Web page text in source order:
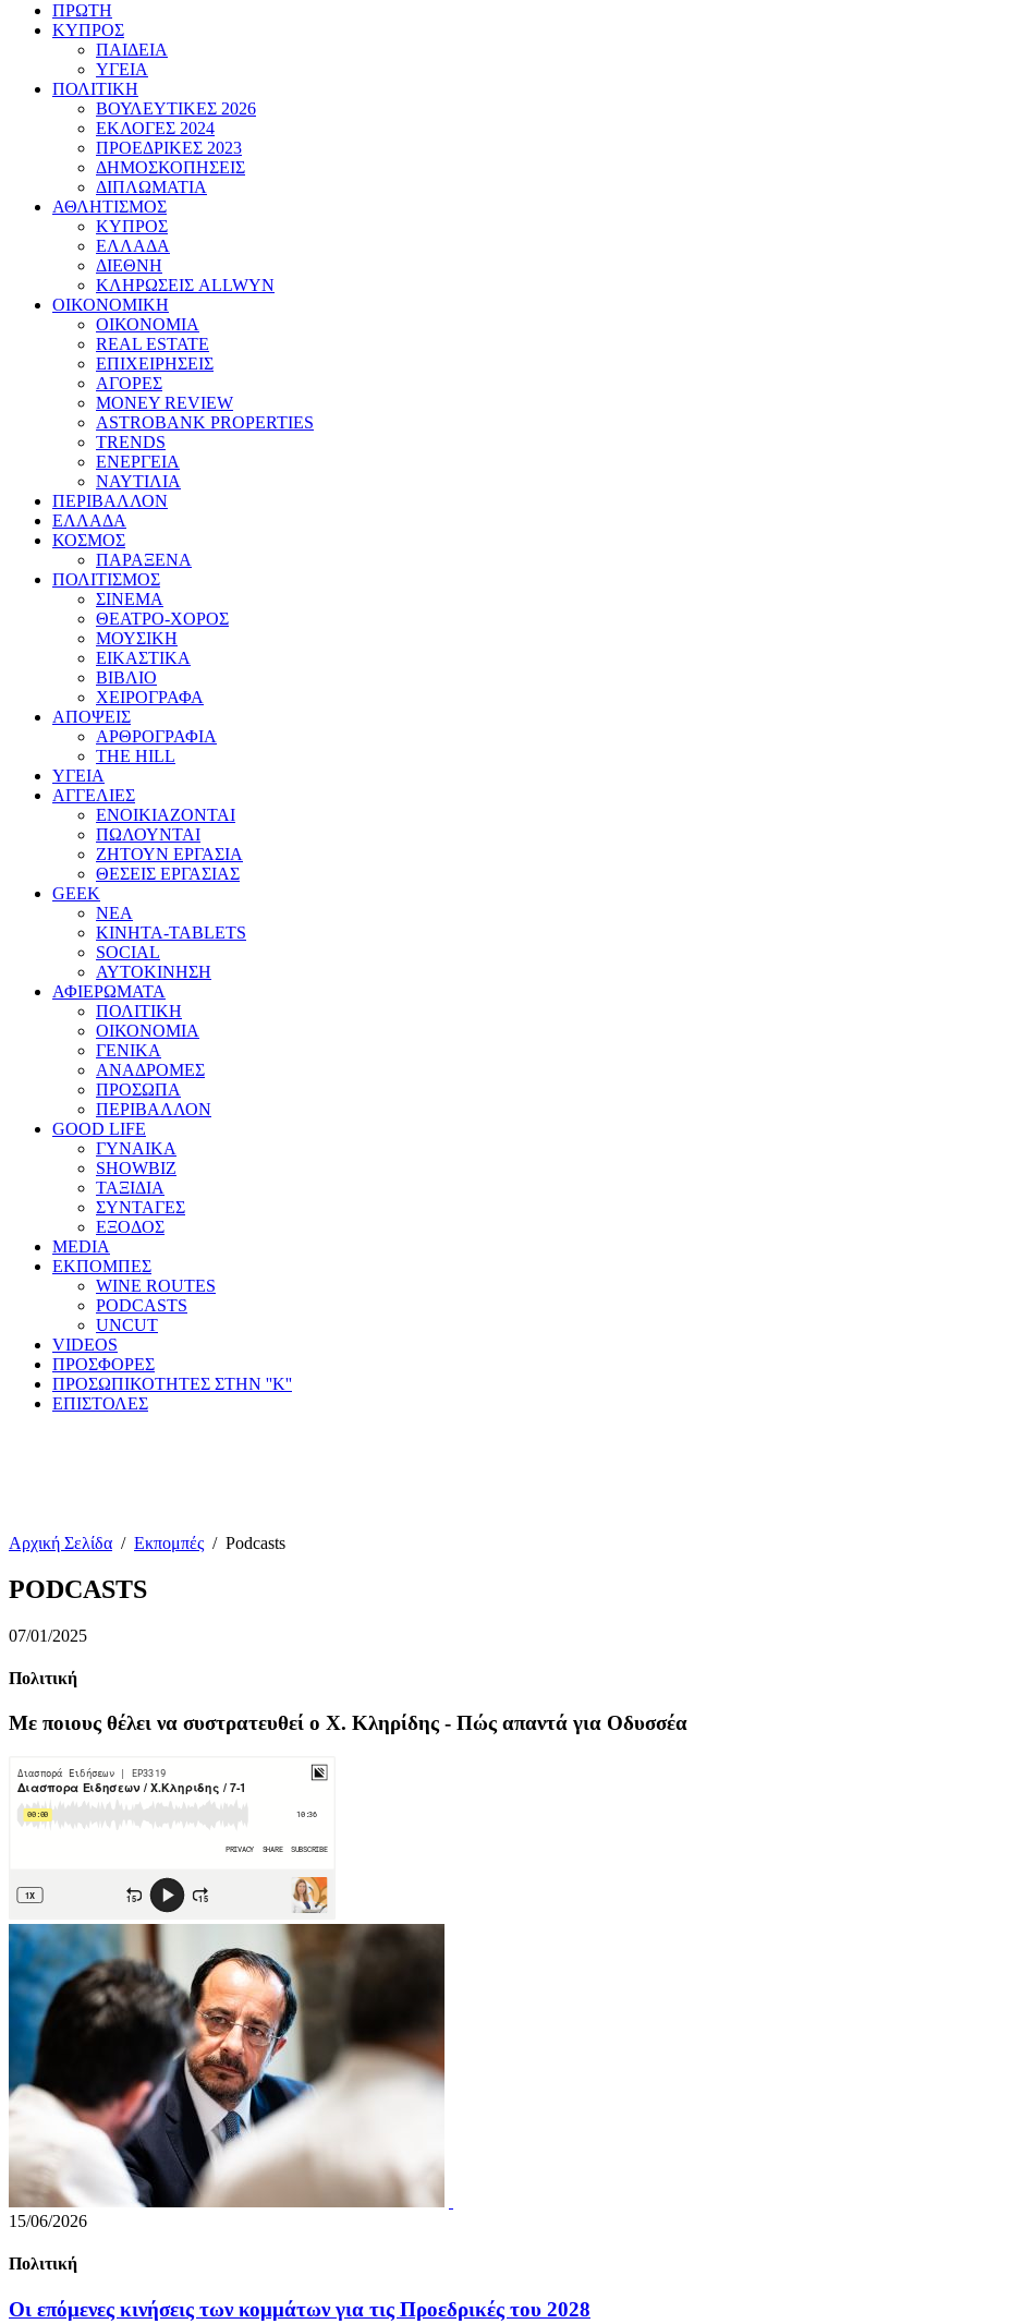
ΠΡΩΤΗ
ΚΥΠΡΟΣ
ΠΑΙΔΕΙΑ
ΥΓΕΙΑ
ΠΟΛΙΤΙΚΗ
ΒΟΥΛΕΥΤΙΚΕΣ 2026
ΕΚΛΟΓΕΣ 2024
ΠΡΟΕΔΡΙΚΕΣ 2023
ΔΗΜΟΣΚΟΠΗΣΕΙΣ
ΔΙΠΛΩΜΑΤΙΑ
ΑΘΛΗΤΙΣΜΟΣ
ΚΥΠΡΟΣ
ΕΛΛΑΔΑ
ΔΙΕΘΝΗ
ΚΛΗΡΩΣΕΙΣ ALLWYN
ΟΙΚΟΝΟΜΙΚΗ
ΟΙΚΟΝΟΜΙΑ
REAL ESTATE
ΕΠΙΧΕΙΡΗΣΕΙΣ
ΑΓΟΡΕΣ
MONEY REVIEW
ASTROBANK PROPERTIES
TRENDS
ΕΝΕΡΓΕΙΑ
ΝΑΥΤΙΛΙΑ
ΠΕΡΙΒΑΛΛΟΝ
ΕΛΛΑΔΑ
ΚΟΣΜΟΣ
ΠΑΡΑΞΕΝΑ
ΠΟΛΙΤΙΣΜΟΣ
ΣΙΝΕΜΑ
ΘΕΑΤΡΟ-ΧΟΡΟΣ
ΜΟΥΣΙΚΗ
ΕΙΚΑΣΤΙΚΑ
ΒΙΒΛΙΟ
ΧΕΙΡΟΓΡΑΦΑ
ΑΠΟΨΕΙΣ
ΑΡΘΡΟΓΡΑΦΙΑ
THE HILL
ΥΓΕΙΑ
ΑΓΓΕΛΙΕΣ
ΕΝΟΙΚΙΑΖΟΝΤΑΙ
ΠΩΛΟΥΝΤΑΙ
ΖΗΤΟΥΝ ΕΡΓΑΣΙΑ
ΘΕΣΕΙΣ ΕΡΓΑΣΙΑΣ
GEEK
ΝΕΑ
ΚΙΝΗΤΑ-TABLETS
SOCIAL
ΑΥΤΟΚΙΝΗΣΗ
ΑΦΙΕΡΩΜΑΤΑ
ΠΟΛΙΤΙΚΗ
ΟΙΚΟΝΟΜΙΑ
ΓΕΝΙΚΑ
ΑΝΑΔΡΟΜΕΣ
ΠΡΟΣΩΠΑ
ΠΕΡΙΒΑΛΛΟΝ
GOOD LIFE
ΓΥΝΑΙΚΑ
SHOWBIZ
ΤΑΞΙΔΙΑ
ΣΥΝΤΑΓΕΣ
ΕΞΟΔΟΣ
MEDIA
ΕΚΠΟΜΠΕΣ
WINE ROUTES
PODCASTS
UNCUT
VIDEOS
ΠΡΟΣΦΟΡΕΣ
ΠΡΟΣΩΠΙΚΟΤΗΤΕΣ ΣΤΗΝ ''Κ''
ΕΠΙΣΤΟΛΕΣ
Αρχική Σελίδα / Εκπομπές / Podcasts
PODCASTS
07/01/2025
Πολιτική
Με ποιους θέλει να συστρατευθεί ο Χ. Κληρίδης - Πώς απαντά για Οδυσσέα
15/06/2026
Πολιτική
Οι επόμενες κινήσεις των κομμάτων για τις Προεδρικές του 2028